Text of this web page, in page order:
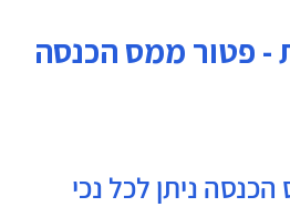
- פטור ממס הכנסה
ניתן לכל נכי